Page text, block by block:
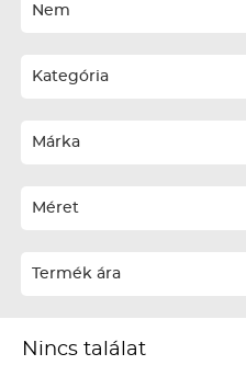
Legújabbak
Ár szerint növekvő
Téli termékek előre ár
Nem
Kategória
Márka
Méret
Termék ára
Nincs találat